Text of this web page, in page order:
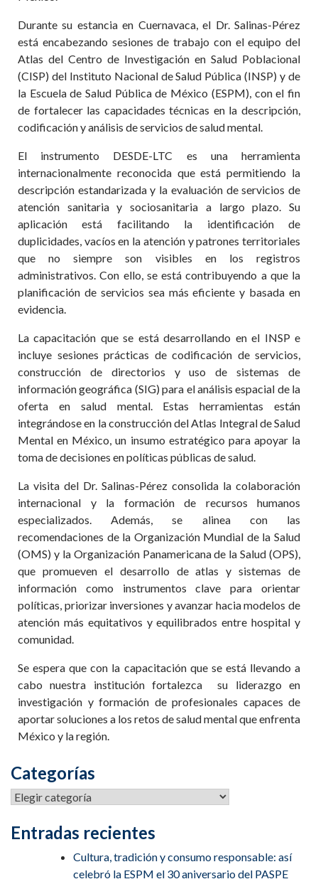
Durante su estancia en Cuernavaca, el Dr. Salinas-Pérez
está encabezando sesiones de trabajo con el equipo del
Atlas del Centro de Investigación en Salud Poblacional
(CISP) del Instituto Nacional de Salud Pública (INSP) y de
la Escuela de Salud Pública de México (ESPM), con el fin
de fortalecer las capacidades técnicas en la descripción,
codificación y análisis de servicios de salud mental.
El instrumento DESDE-LTC es una herramienta
internacionalmente reconocida que está permitiendo la
descripción estandarizada y la evaluación de servicios de
atención sanitaria y sociosanitaria a largo plazo. Su
aplicación está facilitando la identificación de
duplicidades, vacíos en la atención y patrones territoriales
que no siempre son visibles en los registros
administrativos. Con ello, se está contribuyendo a que la
planificación de servicios sea más eficiente y basada en
evidencia.
La capacitación que se está desarrollando en el INSP e
incluye sesiones prácticas de codificación de servicios,
construcción de directorios y uso de sistemas de
información geográfica (SIG) para el análisis espacial de la
oferta en salud mental. Estas herramientas están
integrándose en la construcción del Atlas Integral de Salud
Mental en México, un insumo estratégico para apoyar la
toma de decisiones en políticas públicas de salud.
La visita del Dr. Salinas-Pérez consolida la colaboración
internacional y la formación de recursos humanos
especializados. Además, se alinea con las
recomendaciones de la Organización Mundial de la Salud
(OMS) y la Organización Panamericana de la Salud (OPS),
que promueven el desarrollo de atlas y sistemas de
información como instrumentos clave para orientar
políticas, priorizar inversiones y avanzar hacia modelos de
atención más equitativos y equilibrados entre hospital y
comunidad.
Se espera que con la capacitación que se está llevando a
cabo nuestra institución fortalezca su liderazgo en
investigación y formación de profesionales capaces de
aportar soluciones a los retos de salud mental que enfrenta
México y la región.
Categorías
Entradas recientes
Cultura, tradición y consumo responsable: así
celebró la ESPM el 30 aniversario del PASPE